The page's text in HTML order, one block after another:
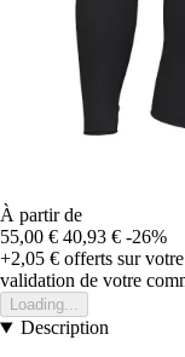
À partir de
55,00 € 40,93 € -26%
+2,05 € offerts sur
validation de votre
Loading...
Description